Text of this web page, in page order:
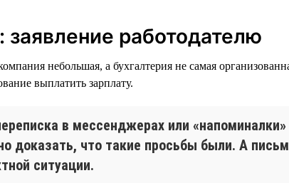
работодателю
небольшая, а бухгалтерия не самая
выплатить зарплату.
в мессенджерах или
доказать, что такие просьбы были. А
ситуации.